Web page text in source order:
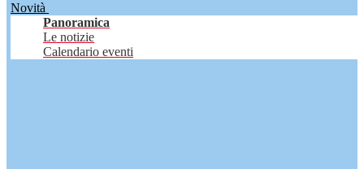
Novità
Panoramica
Le notizie
Calendario eventi